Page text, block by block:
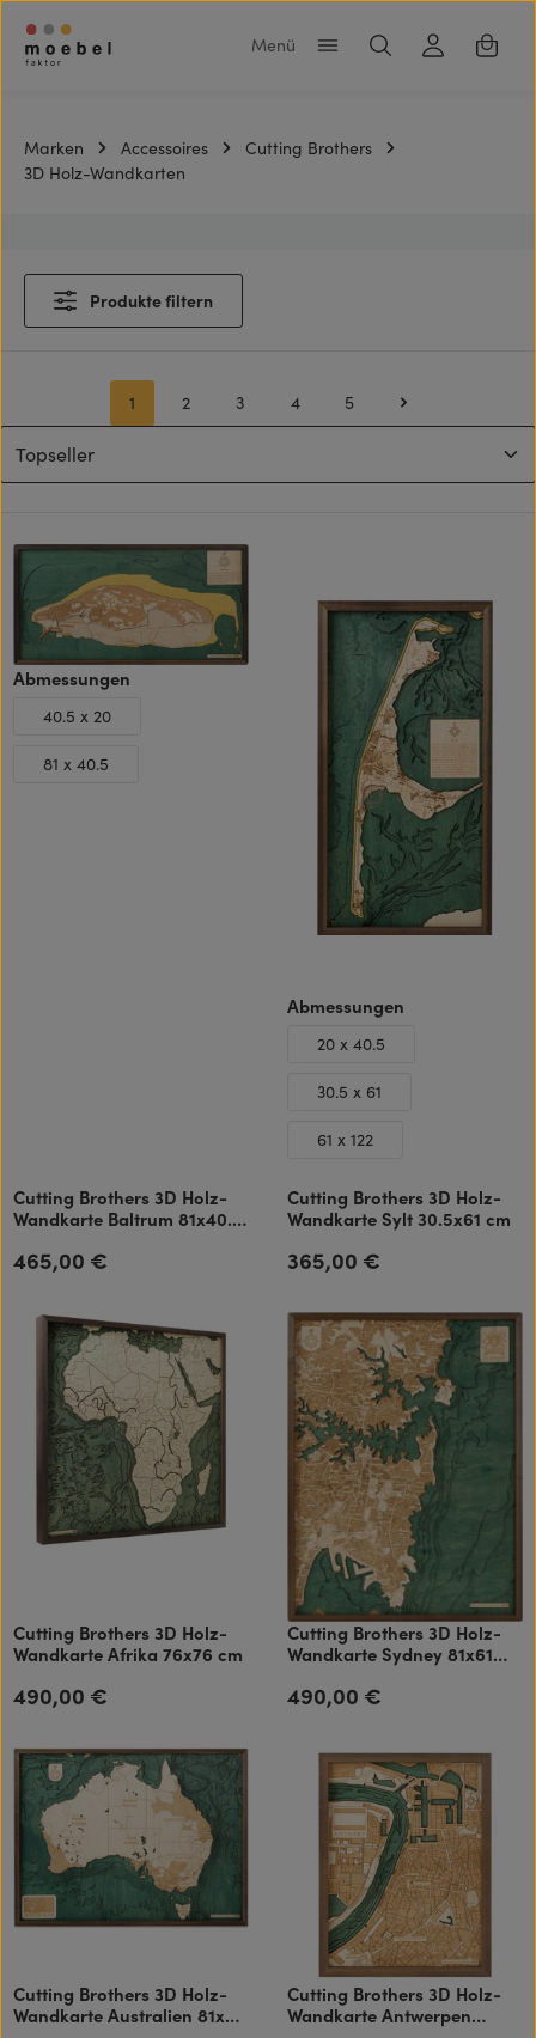
Zum Hauptinhalt springen
Marken Accessoires
Cutting Brothers
3D Holz-Wandkarten
Produkte filtern
Seite
1 Seite
2 Seite
3 Seite
4 Seite
5
Abmessungen
40.5 x 20
81 x 40.5
Cutting Brothers 3D Holz-
Wandkarte Baltrum 81x40.5
Regulärer Preis:
465,00 €
Abmessungen
20 x 40.5
30.5 x 61
61 x 122
Cutting Brothers 3D Holz-
Wandkarte Sylt 30.5x61 cm
Regulärer Preis:
365,00 €
Cutting Brothers 3D Holz-
Wandkarte Afrika 76x76 cm
Regulärer Preis:
490,00 €
Cutting Brothers 3D Holz-
Wandkarte Sydney 81x61
Regulärer Preis:
490,00 €
Cutting Brothers 3D Holz-
Wandkarte Australien 81x61
Cutting Brothers 3D Holz-
Wandkarte Antwerpen